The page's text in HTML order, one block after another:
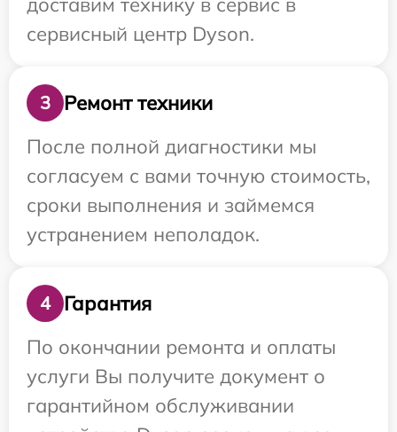
сервисный центр Dyson.
3
Ремонт техники
После полной диагностики мы
согласуем с вами точную стоимость,
сроки выполнения и займемся
устранением неполадок.
4
Гарантия
По окончании ремонта и оплаты
услуги Вы получите документ о
гарантийном обслуживании